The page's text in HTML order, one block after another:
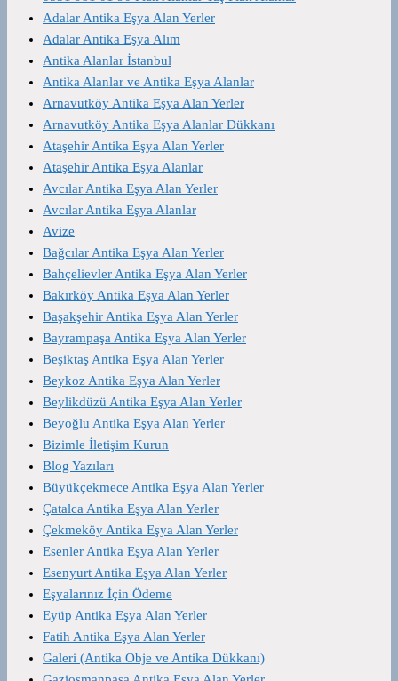
Adalar Antika Eşya Alan Yerler
Adalar Antika Eşya Alım
Antika Alanlar İstanbul
Antika Alanlar ve Antika Eşya Alanlar
Arnavutköy Antika Eşya Alan Yerler
Arnavutköy Antika Eşya Alanlar Dükkanı
Ataşehir Antika Eşya Alan Yerler
Ataşehir Antika Eşya Alanlar
Avcılar Antika Eşya Alan Yerler
Avcılar Antika Eşya Alanlar
Avize
Bağcılar Antika Eşya Alan Yerler
Bahçelievler Antika Eşya Alan Yerler
Bakırköy Antika Eşya Alan Yerler
Başakşehir Antika Eşya Alan Yerler
Bayrampaşa Antika Eşya Alan Yerler
Beşiktaş Antika Eşya Alan Yerler
Beykoz Antika Eşya Alan Yerler
Beylikdüzü Antika Eşya Alan Yerler
Beyoğlu Antika Eşya Alan Yerler
Bizimle İletişim Kurun
Blog Yazıları
Büyükçekmece Antika Eşya Alan Yerler
Çatalca Antika Eşya Alan Yerler
Çekmeköy Antika Eşya Alan Yerler
Esenler Antika Eşya Alan Yerler
Esenyurt Antika Eşya Alan Yerler
Eşyalarınız İçin Ödeme
Eyüp Antika Eşya Alan Yerler
Fatih Antika Eşya Alan Yerler
Galeri (Antika Obje ve Antika Dükkanı)